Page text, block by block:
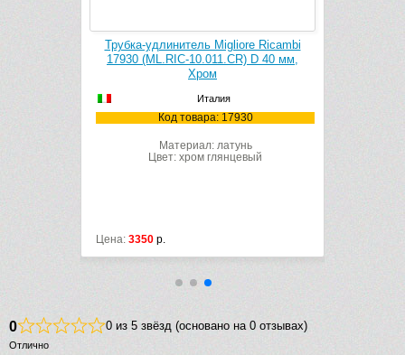
Чистящее средство GROHE Grohclean
48166000
Код товара: 48166000
Цена:3040
0 0 из 5 звёзд (основано на 0 отзывах)
Отлично